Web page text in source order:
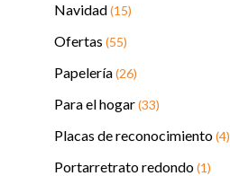
Navidad(15)
Ofertas (55)
Papelería(26)
Para el hogar(33)
Placas de reconocimiento(4)
Portarretrato redondo(1)